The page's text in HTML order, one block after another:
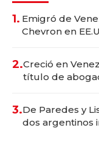
1. Emigró de
Chevron en
2.Creció en
título de
3.De Paredes y
dos argentinos